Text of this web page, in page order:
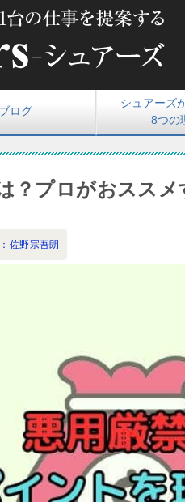
ブログ
シュアーズ
8つの
？プロがおススメ
佐野宗吾朗